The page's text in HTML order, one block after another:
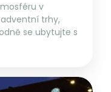
v
trhy,
se ubytujte s